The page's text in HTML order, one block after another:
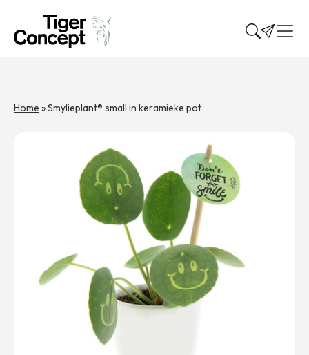
Home »Smylieplant® small in keramieke pot